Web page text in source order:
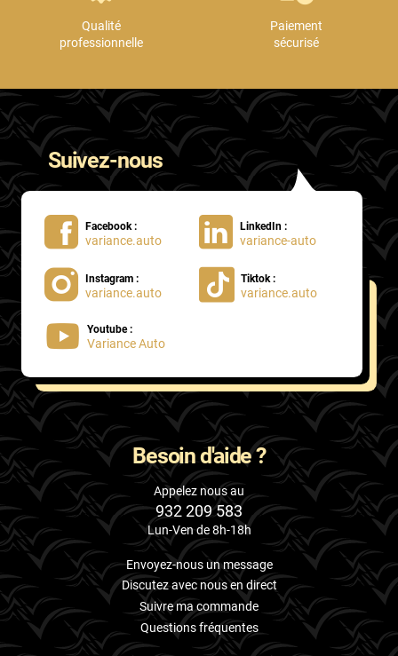
Qualité
professionnelle
Paiement
sécurisé
Suivez-nous
Facebook :
variance.auto
LinkedIn :
variance-auto
Instagram :
variance.auto
Tiktok :
variance.auto
Youtube :
Variance Auto
Besoin d'aide ?
Appelez nous au
932 209 583
Lun-Ven de 8h-18h
Envoyez-nous un message
Discutez avec nous en direct
Suivre ma commande
Questions fréquentes